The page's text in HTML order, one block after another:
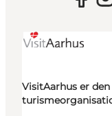
VisitAarhus er